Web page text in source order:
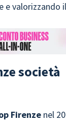
e valorizzando
società
Firenze nel